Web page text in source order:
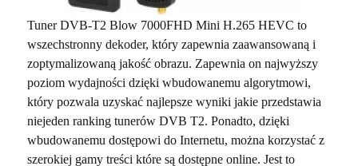
Tuner DVB-T2 Blow 7000FHD Mini H.265 HEVC to
wszechstronny dekoder, który zapewnia zaawansowaną i
zoptymalizowaną jakość obrazu. Zapewnia on najwyższy
poziom wydajności dzięki wbudowanemu algorytmowi,
który pozwala uzyskać najlepsze wyniki jakie przedstawia
niejeden ranking tunerów DVB T2. Ponadto, dzięki
wbudowanemu dostępowi do Internetu, można korzystać z
szerokiej gamy treści które są dostępne online. Jest to